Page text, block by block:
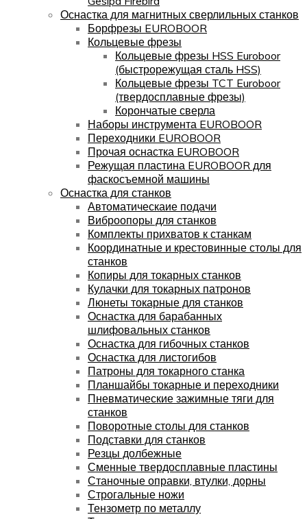
Оснастка для магнитных сверлильных станков
Борфрезы EUROBOOR
Кольцевые фрезы
Кольцевые фрезы HSS Euroboor
(быстрорежущая сталь HSS)
Кольцевые фрезы TCT Euroboor
(твердосплавные фрезы)
Корончатые сверла
Наборы инструмента EUROBOOR
Переходники EUROBOOR
Прочая оснастка EUROBOOR
Режущая пластина EUROBOOR для
фаскосъемной машины
Оснастка для станков
Автоматическаие подачи
Виброопоры для станков
Комплекты прихватов к станкам
Координатные и крестовинные столы для
станков
Копиры для токарных станков
Кулачки для токарных патронов
Люнеты токарные для станков
Оснастка для барабанных
шлифовальных станков
Оснастка для гибочных станков
Оснастка для листогибов
Патроны для токарного станка
Планшайбы токарные и переходники
Пневматические зажимные тяги для
станков
Поворотные столы для станков
Подставки для станков
Резцы долбежные
Сменные твердосплавные пластины
Станочные оправки, втулки, дорны
Строгальные ножи
Тензометр по металлу